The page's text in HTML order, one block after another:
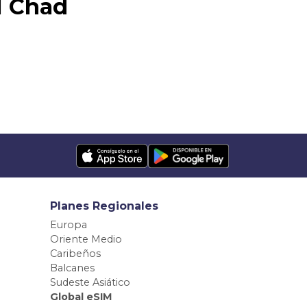
Chad
Planes Regionales
Europa
Oriente Medio
Caribeños
Balcanes
Sudeste Asiático
Global eSIM